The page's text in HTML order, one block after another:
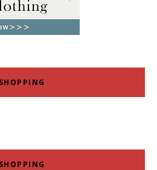
SHOPPING
SHOPPING